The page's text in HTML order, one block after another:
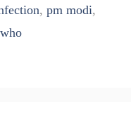
, pm modi,
who